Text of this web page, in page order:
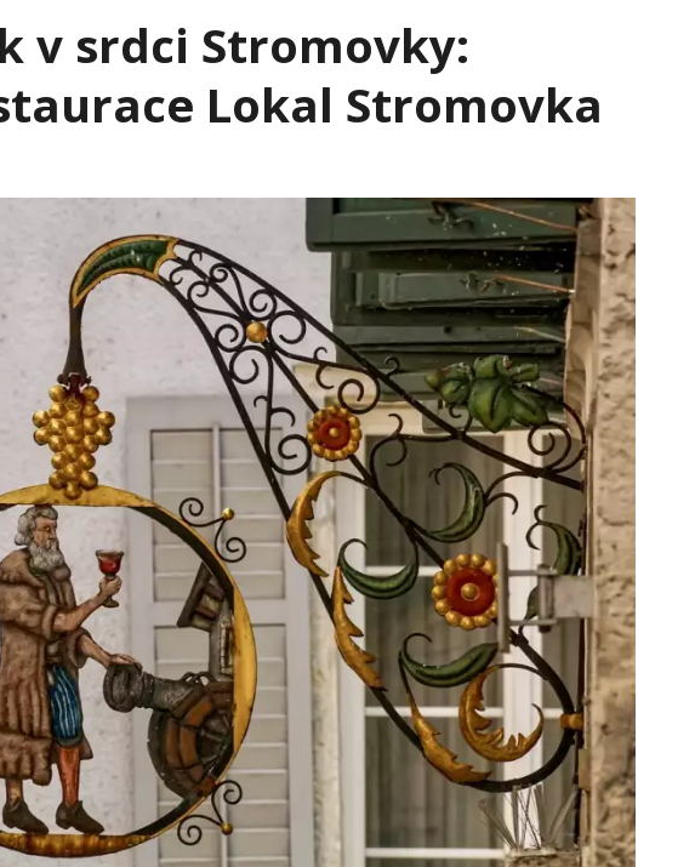
v srdci Stromovky:
Lokal Stromovka